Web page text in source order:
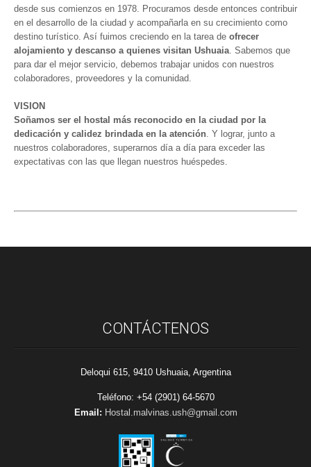
desde sus comienzos en 1978. Procuramos desde entonces contribuir
en el desarrollo de la ciudad y acompañarla en su crecimiento como
destino turístico. Así fuimos creciendo en la tarea de ofrecer
alojamiento y descanso a quienes visitan Ushuaia . Sabemos que
para dar el mejor servicio, debemos trabajar unidos con nuestros
colaboradores, proveedores y la comunidad.
VISION
Soñamos ser el hostal más reconocido en la ciudad por la
dedicación y calidez brindada en la atención . Y lograr, junto a
nuestros colaboradores, superarnos día a día para exceder las
expectativas con las que llegan nuestros huéspedes.
CONTÁCTENOS
Deloqui 615, 9410 Ushuaia, Argentina
Teléfono: +54 (2901) 64-5670
Email: Hostal.malvinas.ush@gmail.com